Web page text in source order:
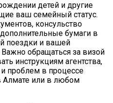
детей и другие
ваш семейный статус.
консульство
бумаги в
поездки и вашей
обращаться за визой
инструкциям агентства,
проблем в процессе
Алмате или в любом